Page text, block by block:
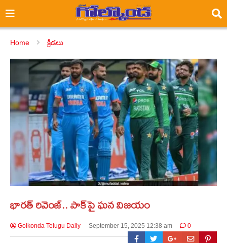
Home క్రీడలు
భారత్ రివెంజ్.. పాక్‌పై ఘన విజయం
Golkonda Telugu Daily September 15, 2025 12:38 am 0